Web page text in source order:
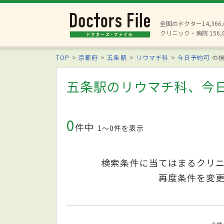
全国のドクター14,366
クリニック・病院
TOP 京都府 五条駅 リウマチ科 今日予約可 の
五条駅のリウマチ科、今
0件中 1〜0件を表示
検索条件に当てはまるクリ
再度条件を変